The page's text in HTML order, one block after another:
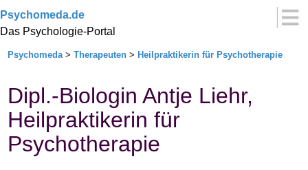
Psychomeda.de
Das Psychologie-Portal
Psychomeda>Therapeuten > Heilpraktikerin für Psychotherapie
Dipl.-Biologin Antje Liehr,
Heilpraktikerin für
Psychotherapie